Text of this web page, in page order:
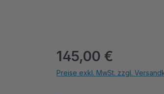
145,00 €
Preise exkl. MwSt. zzgl.